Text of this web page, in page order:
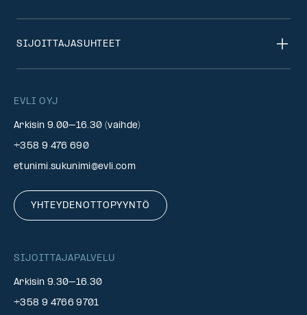
EVLI OYJ
Arkisin 9.00–16.30 (vaihde)
+358 9 476 690
etunimi.sukunimi@evli.com
YHTEYDENOTTOPYYNTÖ
SIJOITTAJAPALVELU
Arkisin 9.30–16.30
+358 9 4766 9701
SIJOITTAJASUHTEET